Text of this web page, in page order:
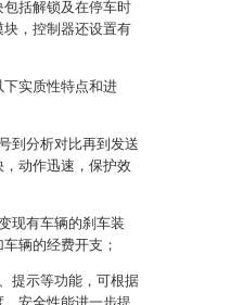
括解锁及在停车时
，控制器还设置有
实质性特点和进
到分析对比再到发送
动作迅速，保护效
现有车辆的刹车装
辆的经费开支；
提示等功能，可根据